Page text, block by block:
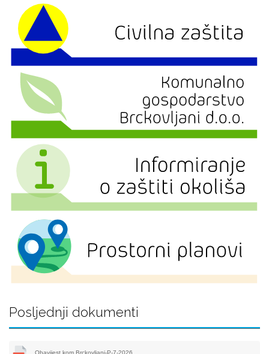
Posljednji dokumenti
Obavijest kom.Brckovljani-P-7-2026